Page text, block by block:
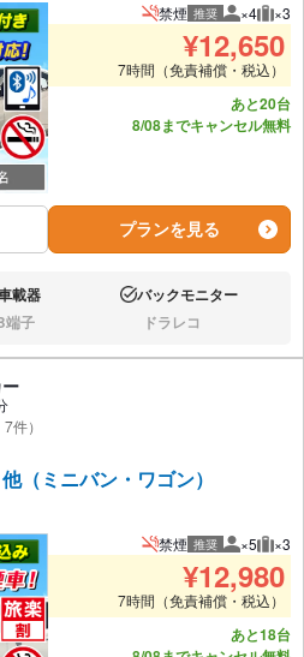
禁煙 推奨 推奨人数
×4 推
×3
¥12,650
7時間（免責補償・税込）
あと20台
8/08までキャンセル無料
プランを見る
載器 あり:バックモニター
端子 なし:ドラレコ
件）
（ミニバン・ワゴン）
禁煙 推奨 推奨人数
×5 推
×3
¥12,980
7時間（免責補償・税込）
あと18台